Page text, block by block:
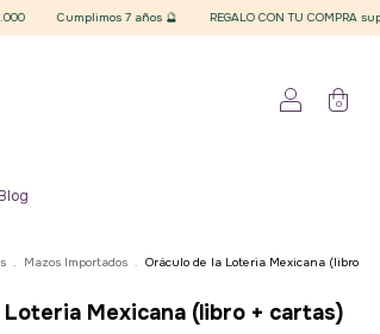
7 años 🔮 REGALO CON TU COMPRA superior a
0
Blog
. Mazos Importados . Oráculo de la Loteria Mexicana (libro
Loteria Mexicana (libro + cartas)